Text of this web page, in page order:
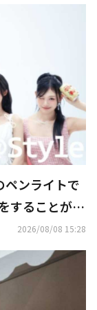
ペンライトで
することが
2026/08/08 15:28